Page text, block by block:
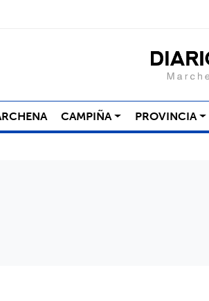
CAMPIÑA PROVINCIA